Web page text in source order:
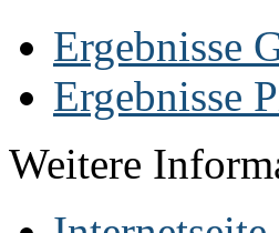
Ergebnisse
Ergebnisse
Weitere